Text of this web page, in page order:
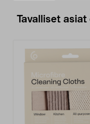
Tavalliset